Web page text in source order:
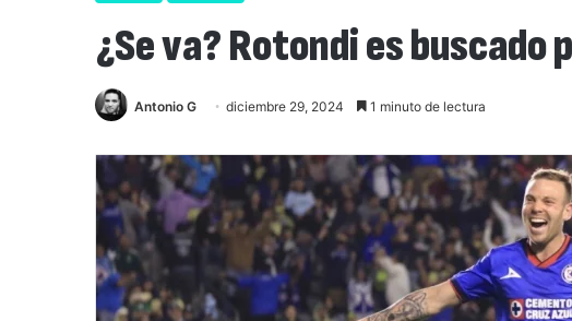
¿Se va? Rotondi es
Antonio G diciembre 29, 2024 1 minuto de lectura